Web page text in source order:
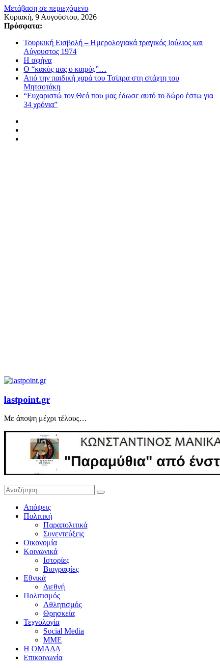
Μετάβαση σε περιεχόμενο
Κυριακή, 9 Αυγούστου, 2026
Πρόσφατα:
Τουρκική Εισβολή – Ημερολογιακά τραγικός Ιούλιος και
Αύγουστος 1974
Η σφήνα
Ο “κακός μας ο καιρός”…
Από την παιδική χαρά του Τσίπρα στη στάχτη του
Μητσοτάκη
“Ευχαριστώ τον Θεό που μας έδωσε αυτό το δώρο έστω για
34 χρόνια”
lastpoint.gr
Με άποψη μέχρι τέλους…
Απόψεις
Πολιτική
Παραπολιτικά
Συνεντεύξεις
Οικονομία
Κοινωνικά
Ιστορίες
Βιογραφίες
Εθνικά
Διεθνή
Πολιτισμός
Αθλητισμός
Θρησκεία
Τεχνολογία
Social Media
ΜΜΕ
Η ΟΜΑΔΑ
Επικοινωνία